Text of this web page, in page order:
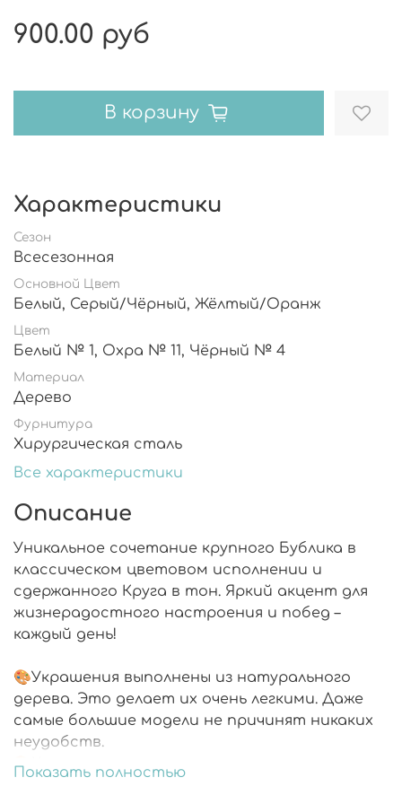
900.00 руб
В корзину
Характеристики
Сезон
Всесезонная
Основной Цвет
Белый, Серый/Чёрный, Жёлтый/Оранж
Цвет
Белый № 1, Охра № 11, Чёрный № 4
Материал
Дерево
Фурнитура
Хирургическая сталь
Все характеристики
Описание
Уникальное сочетание крупного Бублика в
классическом цветовом исполнении и
сдержанного Круга в тон. Яркий акцент для
жизнерадостного настроения и побед –
каждый день!
🎨Украшения выполнены из натурального
дерева. Это делает их очень легкими. Даже
самые большие модели не причинят никаких
неудобств.
🎨Каждая деталь расписана вручную.
Показать полностью